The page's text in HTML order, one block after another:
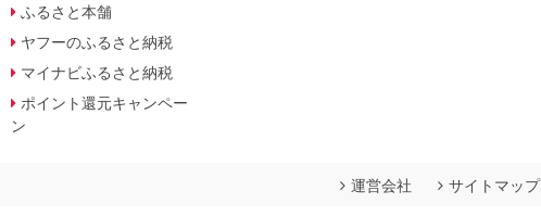
ふるさと本舗
ヤフーのふるさと納税
マイナビふるさと納税
ポイント還元キャンペー
ン
運営会社 サイトマップ